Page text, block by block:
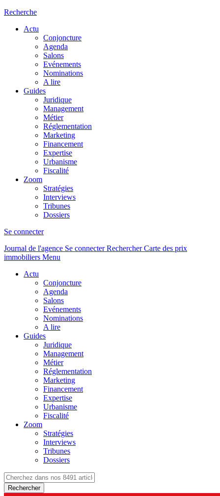
Recherche
Actu
Conjoncture
Agenda
Salons
Evénements
Nominations
A lire
Guides
Juridique
Management
Métier
Réglementation
Marketing
Financement
Expertise
Urbanisme
Fiscalité
Zoom
Stratégies
Interviews
Tribunes
Dossiers
Se connecter
Journal de l'agence Se connecterRechercher Carte des prix
immobiliers Menu
Actu
Conjoncture
Agenda
Salons
Evénements
Nominations
A lire
Guides
Juridique
Management
Métier
Réglementation
Marketing
Financement
Expertise
Urbanisme
Fiscalité
Zoom
Stratégies
Interviews
Tribunes
Dossiers
Rechercher